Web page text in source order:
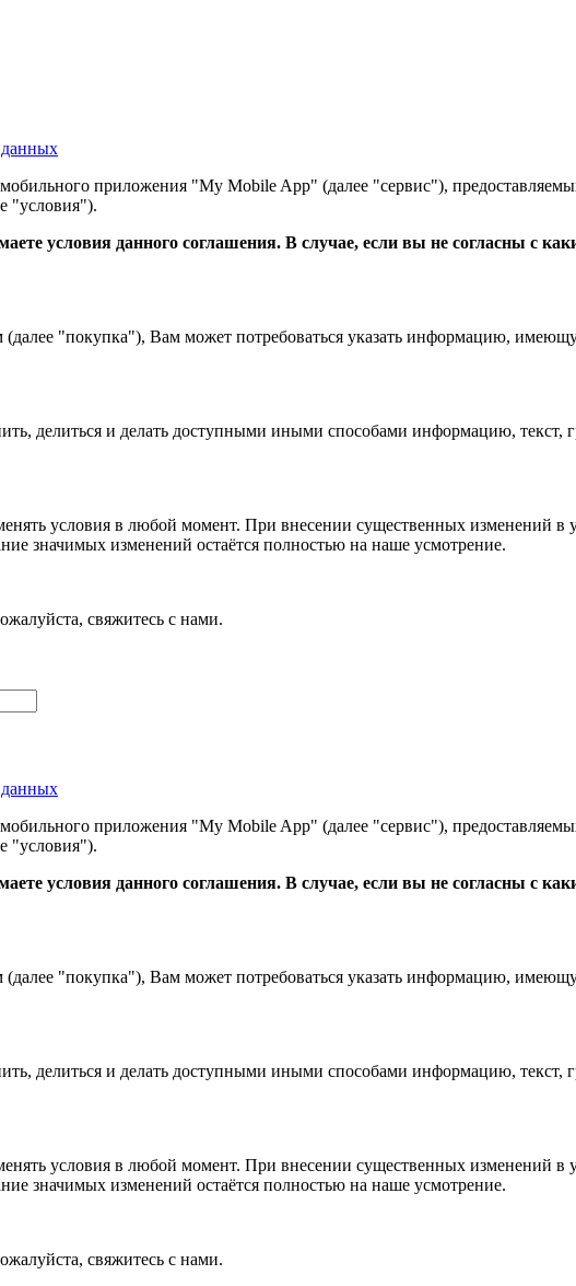
данных
приложения "My Mobile App" (далее "сервис"),
"условия").
условия данного соглашения. В случае, если вы не согласны с
(далее "покупка"), Вам может потребоваться указать информацию,
делиться и делать доступными иными способами информацию, текст,
условия в любой момент. При внесении существенных изменений в
значимых изменений остаётся полностью на наше усмотрение.
свяжитесь с нами.
данных
приложения "My Mobile App" (далее "сервис"),
"условия").
условия данного соглашения. В случае, если вы не согласны с
(далее "покупка"), Вам может потребоваться указать информацию,
делиться и делать доступными иными способами информацию, текст,
условия в любой момент. При внесении существенных изменений в
значимых изменений остаётся полностью на наше усмотрение.
свяжитесь с нами.